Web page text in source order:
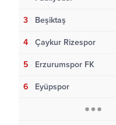
3 Beşiktaş
4 Çaykur Rizespor
5 Erzurumspor FK
6 Eyüpspor